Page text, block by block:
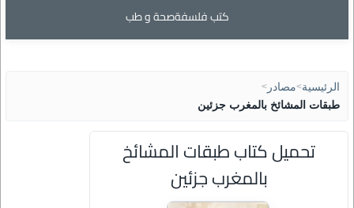
كتب فلسفةصحة و طب
الرئيسية>مصادر >
طبقات المشائخ بالمغرب جزئين
تحميل كتاب طبقات المشائخ
بالمغرب جزئين